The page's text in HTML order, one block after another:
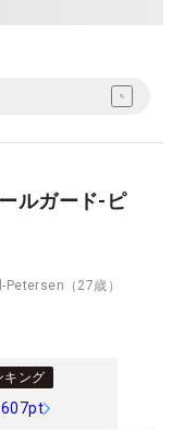
ルガード-ピ
Petersen （27歳）
キング